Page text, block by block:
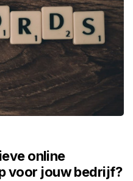
online
voor jouw bedrijf?